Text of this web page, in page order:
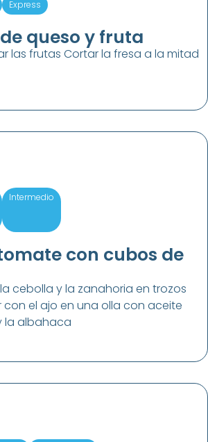
Express
queso y fruta
las frutas Cortar la fresa a la mitad
Intermedio
con cubos de
cebolla y la zanahoria en trozos
el ajo en una olla con aceite
la albahaca